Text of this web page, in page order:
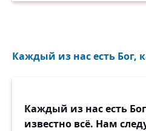
То мгновение, после
Каждый из нас есть Бог,
Каждый из нас есть
известно всё. Нам